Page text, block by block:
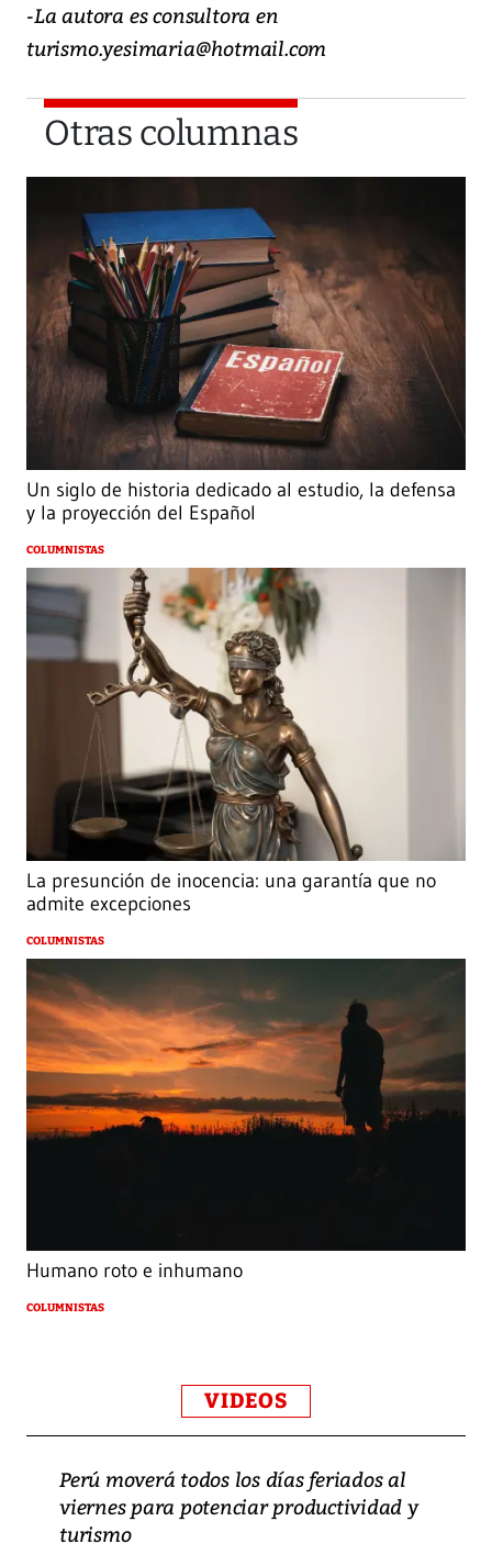
-La autora es consultora en
turismo.yesimaria@hotmail.com
Otras columnas
Un siglo de historia dedicado al estudio, la defensa
y la proyección del Español
COLUMNISTAS
La presunción de inocencia: una garantía que no
admite excepciones
COLUMNISTAS
Humano roto e inhumano
COLUMNISTAS
VIDEOS
Perú moverá todos los días feriados al
viernes para potenciar productividad y
turismo